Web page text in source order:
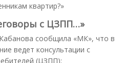
квартир?»
с ЦЗПП…»
сообщила «МК», что в
ведет консультации с
(ЦЗПП):